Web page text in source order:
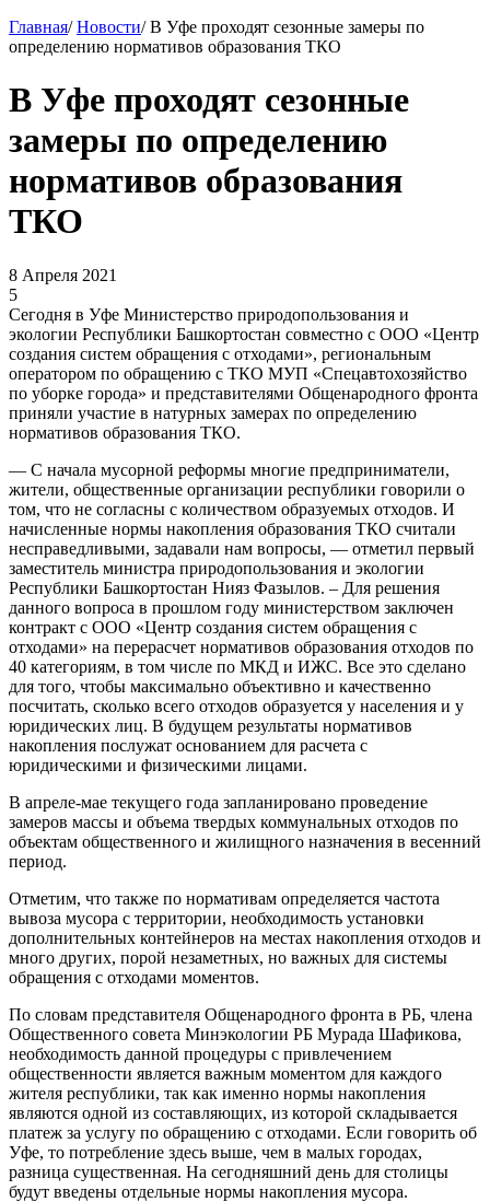
Главная/ Новости/ В Уфе проходят сезонные замеры по
определению нормативов образования ТКО
В Уфе проходят сезонные
замеры по определению
нормативов образования
ТКО
8 Апреля 2021
5
Сегодня в Уфе Министерство природопользования и
экологии Республики Башкортостан совместно с ООО «Центр
создания систем обращения с отходами», региональным
оператором по обращению с ТКО МУП «Спецавтохозяйство
по уборке города» и представителями Общенародного фронта
приняли участие в натурных замерах по определению
нормативов образования ТКО.
— С начала мусорной реформы многие предприниматели,
жители, общественные организации республики говорили о
том, что не согласны с количеством образуемых отходов. И
начисленные нормы накопления образования ТКО считали
несправедливыми, задавали нам вопросы, — отметил первый
заместитель министра природопользования и экологии
Республики Башкортостан Нияз Фазылов. – Для решения
данного вопроса в прошлом году министерством заключен
контракт с ООО «Центр создания систем обращения с
отходами» на перерасчет нормативов образования отходов по
40 категориям, в том числе по МКД и ИЖС. Все это сделано
для того, чтобы максимально объективно и качественно
посчитать, сколько всего отходов образуется у населения и у
юридических лиц. В будущем результаты нормативов
накопления послужат основанием для расчета с
юридическими и физическими лицами.
В апреле-мае текущего года запланировано проведение
замеров массы и объема твердых коммунальных отходов по
объектам общественного и жилищного назначения в весенний
период.
Отметим, что также по нормативам определяется частота
вывоза мусора с территории, необходимость установки
дополнительных контейнеров на местах накопления отходов и
много других, порой незаметных, но важных для системы
обращения с отходами моментов.
По словам представителя Общенародного фронта в РБ, члена
Общественного совета Минэкологии РБ Мурада Шафикова,
необходимость данной процедуры с привлечением
общественности является важным моментом для каждого
жителя республики, так как именно нормы накопления
являются одной из составляющих, из которой складывается
платеж за услугу по обращению с отходами. Если говорить об
Уфе, то потребление здесь выше, чем в малых городах,
разница существенная. На сегодняшний день для столицы
будут введены отдельные нормы накопления мусора.